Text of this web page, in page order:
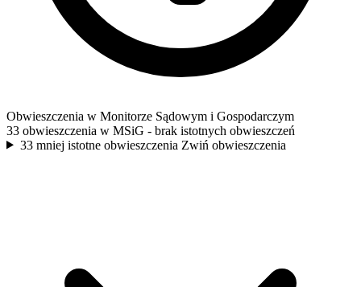
Obwieszczenia w Monitorze Sądowym i Gospodarczym
33 obwieszczenia w MSiG - brak istotnych obwieszczeń
33 mniej istotne obwieszczenia Zwiń obwieszczenia